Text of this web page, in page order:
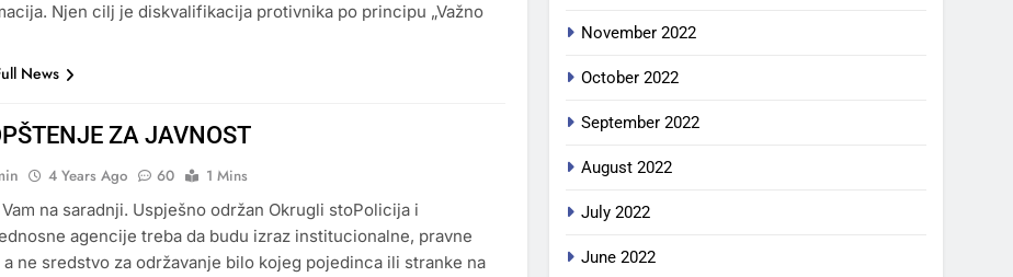
Njen cilj je diskvalifikacija protivnika po principu „Važno
News
ZA JAVNOST
4 Years Ago 60
1 Mins
Vam na saradnji. Uspješno održan Okrugli stoPolicija i
agencije treba da budu izraz institucionalne, pravne
a ne sredstvo za održavanje bilo kojeg pojedinca ili stranke na
November 2022
October 2022
September 2022
August 2022
July 2022
June 2022